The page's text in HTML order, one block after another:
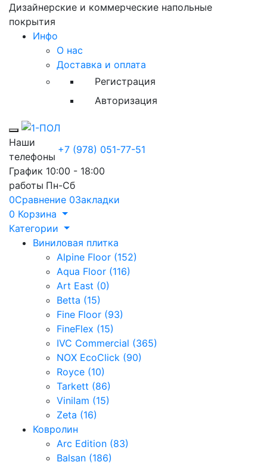
Дизайнерские и коммерческие напольные
покрытия
Инфо
О нас
Доставка и оплата
Регистрация
Авторизация
Toggle mobile menu
Наши
телефоны
+7 (978) 051-77-51
График
работы
10:00 - 18:00
Пн-Сб
0Сравнение 0Закладки
0 Корзина
Категории
Виниловая плитка
Alpine Floor (152)
Aqua Floor (116)
Art East (0)
Betta (15)
Fine Floor (93)
FineFlex (15)
IVC Commercial (365)
NOX EcoClick (90)
Royce (10)
Tarkett (86)
Vinilam (15)
Zeta (16)
Ковролин
Arc Edition (83)
Balsan (186)